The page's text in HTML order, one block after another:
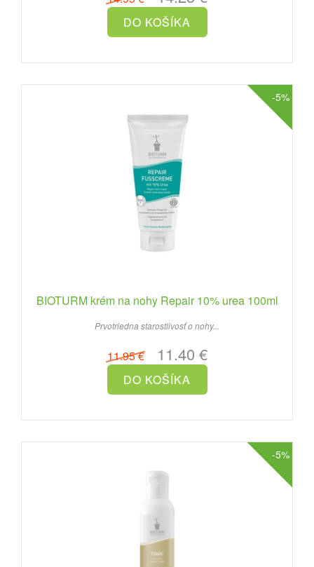
-5%
BIOTURM krém na nohy Repair 10% urea 100ml
Prvotriedna starostlivosť o nohy...
11.95 €11.40 €
-5%